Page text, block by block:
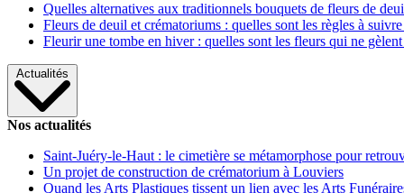
Quelles alternatives aux traditionnels bouquets de fleurs de
Fleurs de deuil et crématoriums : quelles sont les règles à
Fleurir une tombe en hiver : quelles sont les fleurs qui ne gèlent
Actualités
Nos actualités
Saint-Juéry-le-Haut : le cimetière se métamorphose pour
Un projet de construction de crématorium à Louviers
Quand les Arts Plastiques tissent un lien avec les Arts